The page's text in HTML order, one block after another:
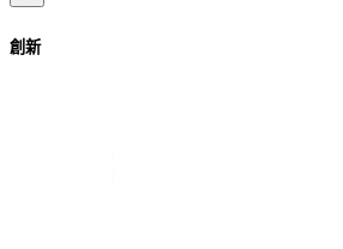
創新